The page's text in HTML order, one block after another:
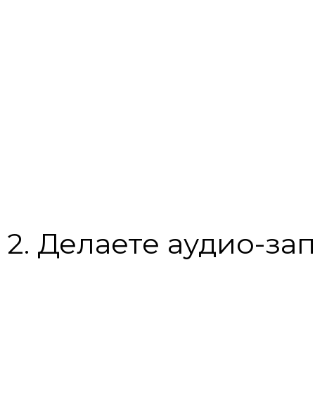
2. Делаете аудио-